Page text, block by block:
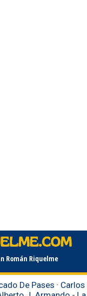
Román Riquelme
De Pases · Carlos